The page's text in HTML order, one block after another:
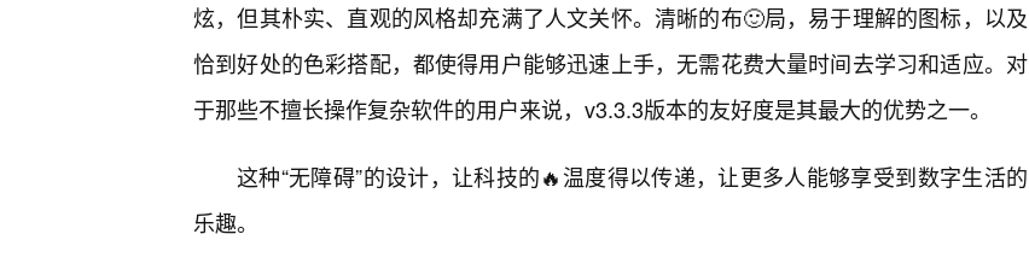
炫，但其朴实、直观的风格却充满了人文关怀。清晰的布🙂局，易于理解的图标，以及
恰到好处的色彩搭配，都使得用户能够迅速上手，无需花费大量时间去学习和适应。对
于那些不擅长操作复杂软件的用户来说，v3.3.3版本的友好度是其最大的优势之一。
这种“无障碍”的设计，让科技的🔥温度得以传递，让更多人能够享受到数字生活的
乐趣。